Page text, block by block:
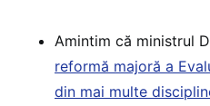
Amintim că ministrul
reformă majoră a
din mai multe